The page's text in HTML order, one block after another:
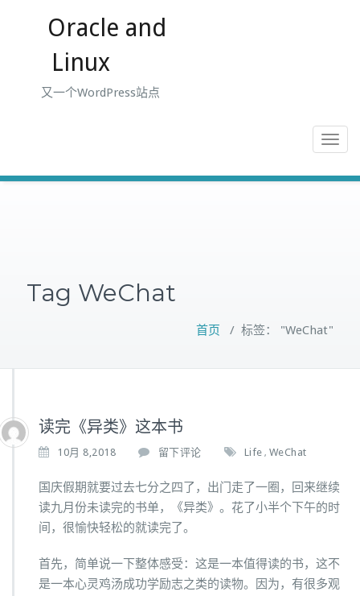
Oracle and
Linux
又一个WordPress站点
Toggle
Tag WeChat
首页 / 标签： "WeChat"
读完《异类》这本书
10月 8,2018 留下评论 Life , WeChat
国庆假期就要过去七分之四了，出门走了一圈，回来继续
读九月份未读完的书单，《异类》。花了小半个下午的时
间，很愉快轻松的就读完了。
首先，简单说一下整体感受：这是一本值得读的书，这不
是一本心灵鸡汤成功学励志之类的读物。因为，有很多观